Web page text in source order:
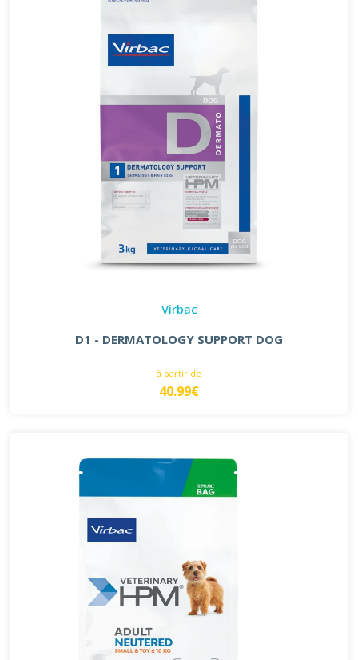
Virbac
D1 - DERMATOLOGY SUPPORT DOG
à partir de
40.99€